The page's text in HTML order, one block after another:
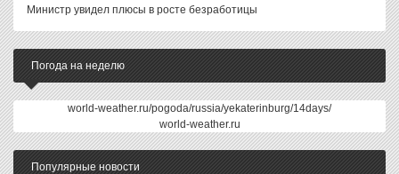
Министр увидел плюсы в росте безработицы
Погода на неделю
world-weather.ru/pogoda/russia/yekaterinburg/14days/
world-weather.ru
Популярные новости